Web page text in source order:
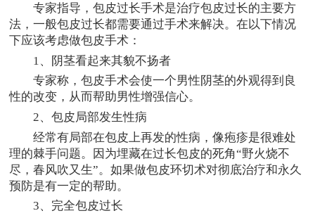
专家指导，包皮过长手术是治疗包皮过长的主要方
法，一般包皮过长都需要通过手术来解决。在以下情况
下应该考虑做包皮手术：
1、阴茎看起来其貌不扬者
专家称，包皮手术会使一个男性阴茎的外观得到良
性的改变，从而帮助男性增强信心。
2、包皮局部发生性病
经常有局部在包皮上再发的性病，像疱疹是很难处
理的棘手问题。因为埋藏在过长包皮的死角“野火烧不
尽，春风吹又生”。如果做包皮环切术对彻底治疗和永久
预防是有一定的帮助。
3、完全包皮过长